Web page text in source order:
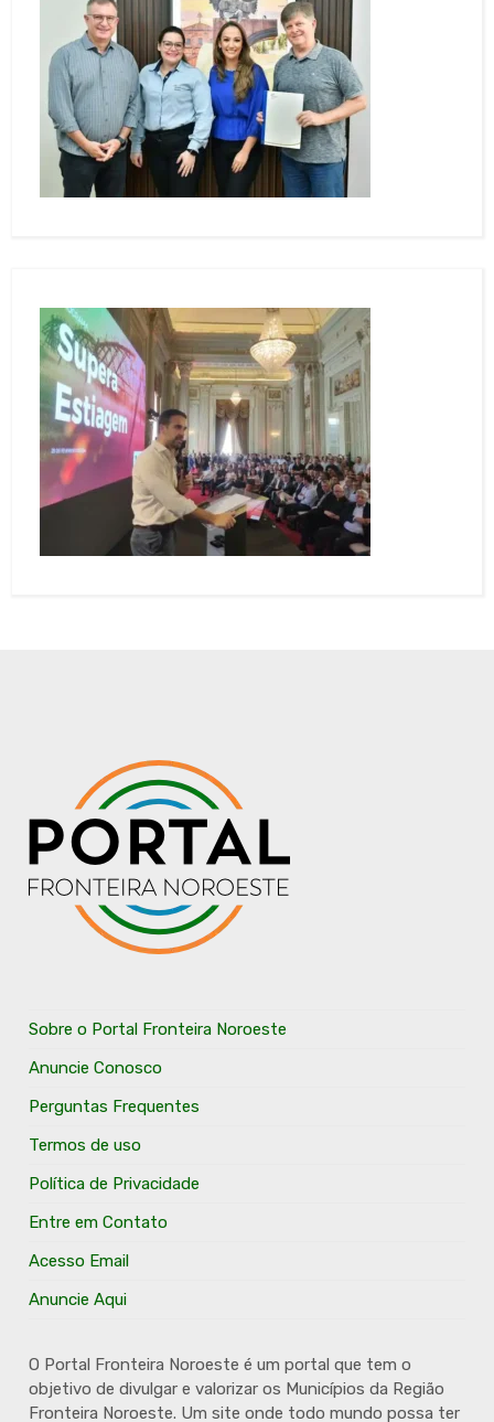
Sobre o Portal Fronteira Noroeste
Anuncie Conosco
Perguntas Frequentes
Termos de uso
Política de Privacidade
Entre em Contato
Acesso Email
Anuncie Aqui
O Portal Fronteira Noroeste é um portal que tem o
objetivo de divulgar e valorizar os Municípios da Região
Fronteira Noroeste. Um site onde todo mundo possa ter